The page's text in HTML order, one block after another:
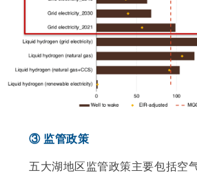
③ 监管政策
五大湖地区监管政策主要包括空